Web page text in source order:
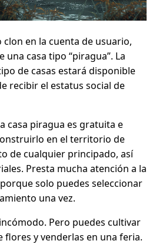
clon en la cuenta de usuario,
casa tipo “piragua”. La
de casas estará disponible
recibir el estatus social de
casa piragua es gratuita e
en el territorio de
de cualquier principado, así
Presta mucha atención a la
solo puedes seleccionar
una vez.
Pero puedes cultivar
flores y venderlas en una feria.